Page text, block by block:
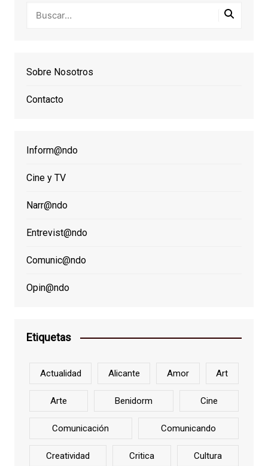
Sobre Nosotros
Contacto
Inform@ndo
Cine y TV
Narr@ndo
Entrevist@ndo
Comunic@ndo
Opin@ndo
Etiquetas
Actualidad Alicante Amor Art
Arte Benidorm Cine
Comunicación Comunicando
Creatividad Critica Cultura